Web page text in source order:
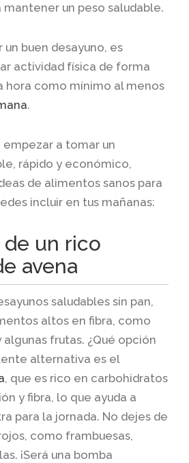
mantener un peso saludable.
buen desayuno, es
actividad física de forma
hora como mínimo al menos
.
empezar a tomar un
rápido y económico,
de alimentos sanos para
incluir en tus mañanas:
de un rico
avena
saludables sin pan,
altos en fibra, como
frutas. ¿Qué opción
alternativa es el
, que es rico en carbohidratos
y fibra, lo que ayuda a
para la jornada. No dejes de
como frambuesas,
¡Será una bomba